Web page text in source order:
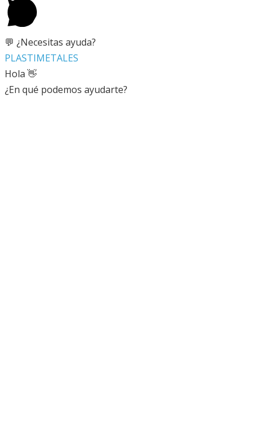
💬 ¿Necesitas ayuda?
PLASTIMETALES
Hola 👋
¿En qué podemos ayudarte?